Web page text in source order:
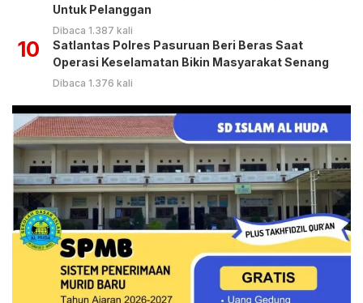
Untuk Pelanggan
Dibaca 1.387 kali
10
Satlantas Polres Pasuruan Beri Beras Saat
Operasi Keselamatan Bikin Masyarakat Senang
Dibaca 1.376 kali